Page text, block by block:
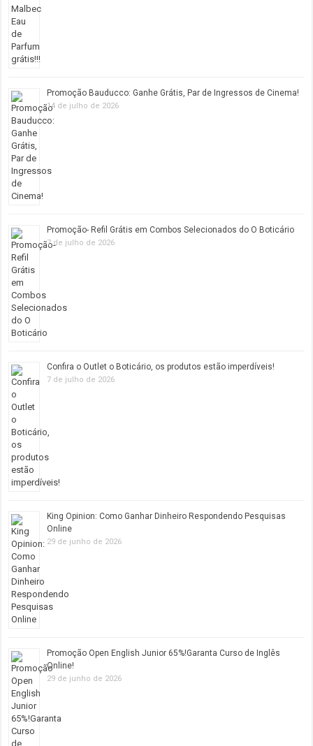
Promoção Bauducco: Ganhe Grátis, Par de Ingressos de Cinema!
14 de julho de 2026
Promoção- Refil Grátis em Combos Selecionados do O Boticário
7 de julho de 2026
Confira o Outlet o Boticário, os produtos estão imperdíveis!
7 de julho de 2026
King Opinion: Como Ganhar Dinheiro Respondendo Pesquisas
Online
29 de junho de 2026
Promoção Open English Junior 65%!Garanta Curso de Inglês
Online!
29 de junho de 2026